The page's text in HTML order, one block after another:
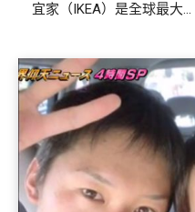
宜家（IKEA）是全球最大...